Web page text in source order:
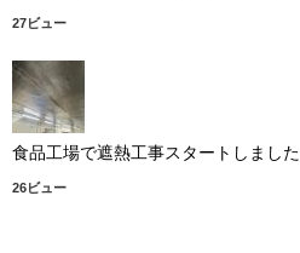
27ビュー
食品工場で遮熱工事スタートしました
26ビュー